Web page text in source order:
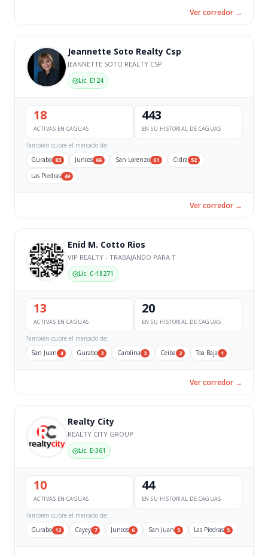
Ver corredor →
Jeannette Soto Realty Csp
JEANNETTE SOTO REALTY CSP
Lic. E124
18
ACTIVAS EN CAGUAS
443
EN SU HISTORIAL DE CAGUAS
También cubre el mercado de:
Gurabo 83 Juncos 66 San Lorenzo 61 Cidra 52
Las Piedras 49
Ver corredor →
Enid M. Cotto Rios
VIP REALTY - TRABAJANDO PARA T
Lic. C-18271
13
ACTIVAS EN CAGUAS
20
EN SU HISTORIAL DE CAGUAS
También cubre el mercado de:
San Juan 4 Gurabo 3 Carolina 3 Ceiba 2 Toa Baja 1
Ver corredor →
Realty City
REALTY CITY GROUP
Lic. E-361
10
ACTIVAS EN CAGUAS
44
EN SU HISTORIAL DE CAGUAS
También cubre el mercado de:
Gurabo 12 Cayey 7 Juncos 6 San Juan 5 Las Piedras 5